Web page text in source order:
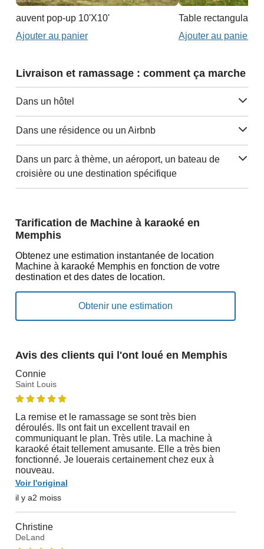
auvent pop-up 10'X10'
Ajouter au panier
Table rectangulaire
Ajouter au panier
Livraison et ramassage : comment ça marche
Dans un hôtel
Dans une résidence ou un Airbnb
Dans un parc à thème, un aéroport, un bateau de
croisière ou une destination spécifique
Tarification de Machine à karaoké en
Memphis
Obtenez une estimation instantanée de location
Machine à karaoké Memphis en fonction de votre
destination et des dates de location.
Avis des clients qui l'ont loué en Memphis
Connie
Saint Louis
La remise et le ramassage se sont très bien
déroulés. Ils ont fait un excellent travail en
communiquant le plan. Très utile. La machine à
karaoké était tellement amusante. Elle a très bien
fonctionné. Je louerais certainement chez eux à
nouveau.
Voir l'original
il y a2 moiss
Christine
DeLand